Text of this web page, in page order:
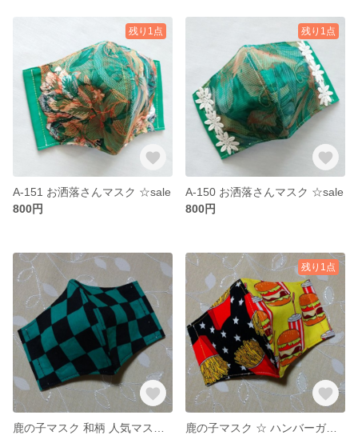
残り1点
A-151 お洒落さんマスク ☆sale
800円
残り1点
A-150 お洒落さんマスク ☆sale
800円
残り1点
鹿の子マスク ☆ ハンバーガー & ポテト☆ 11